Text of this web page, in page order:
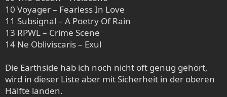
10 Voyager – Fearless In Love
11 Subsignal – A Poetry Of Rain
13 RPWL – Crime Scene
14 Ne Obliviscaris – Exul
Die Earthside hab ich noch nicht oft genug gehört,
wird in dieser Liste aber mit Sicherheit in der oberen
Hälfte landen.